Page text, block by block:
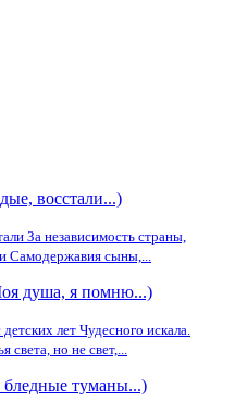
восстали...)
За независимость страны,
Самодержавия сыны,...
душа, я помню...)
лет Чудесного искала.
света, но не свет,...
бледные туманы...)